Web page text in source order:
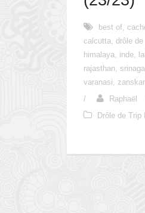
best of
calcutta drôle
himalaya
inde
rajasthan
varanasi
zanskar
/
Raphaël
Drôle de Trip